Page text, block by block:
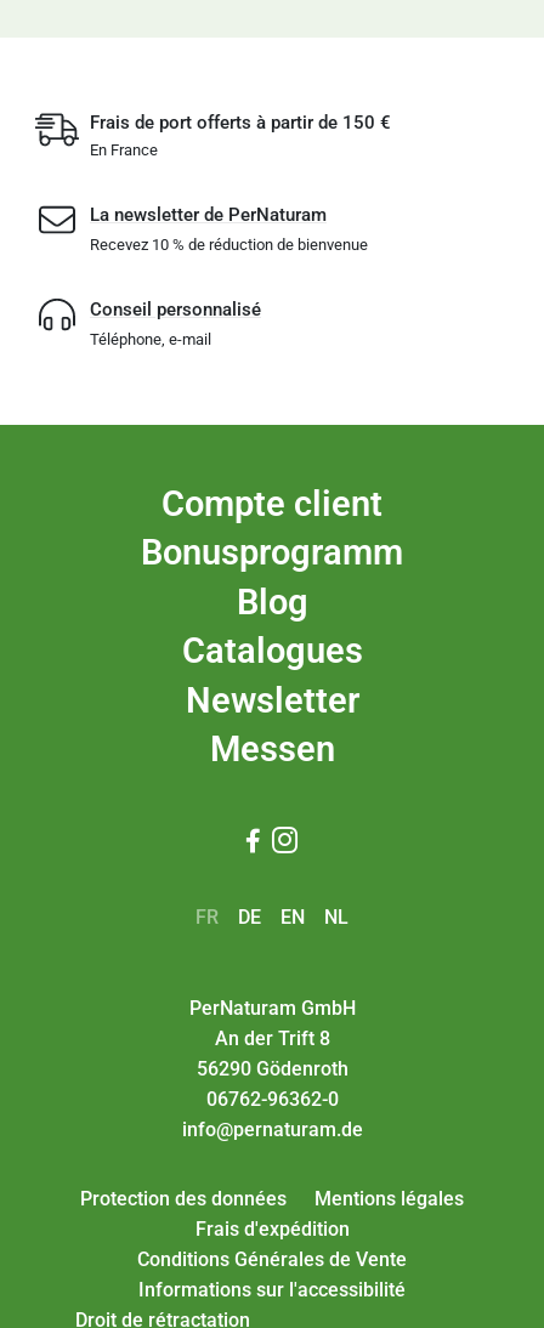
Frais de port offerts à partir de 150 €
En France
La newsletter de PerNaturam
Recevez 10 % de réduction de bienvenue
Conseil personnalisé
Téléphone, e-mail
Compte client
Bonusprogramm
Blog
Catalogues
Newsletter
Messen
 
FR DE EN NL
PerNaturam GmbH
An der Trift 8
56290 Gödenroth
06762-96362-0
info@pernaturam.de
Protection des données
Mentions légales
Frais d'expédition
Conditions Générales de Vente
Informations sur l'accessibilité
Droit de rétractation